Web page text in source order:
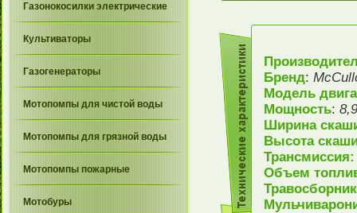
Газонокосилки электрические
Культиваторы
Газогенераторы
Мотопомпы для чистой воды
Мотопомпы для грязной воды
Мотопомпы пожарные
Мотобуры
Бренд:
Модель
Мощность:
Ширина
Высота
Объем